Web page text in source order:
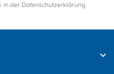
in der Datenschutzerklärung.
